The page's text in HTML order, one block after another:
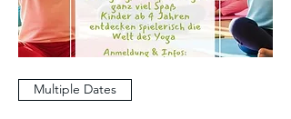
Multiple Dates